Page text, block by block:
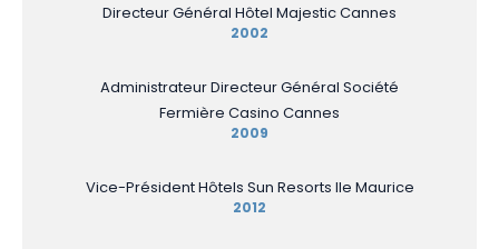
Directeur Général Hôtel Majestic Cannes
2002
Administrateur Directeur Général Société
Fermière Casino Cannes
2009
Vice-Président Hôtels Sun Resorts Ile Maurice
2012